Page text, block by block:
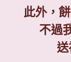
此外，
不過
送